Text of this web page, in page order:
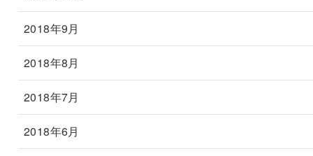
2018年9月
2018年8月
2018年7月
2018年6月